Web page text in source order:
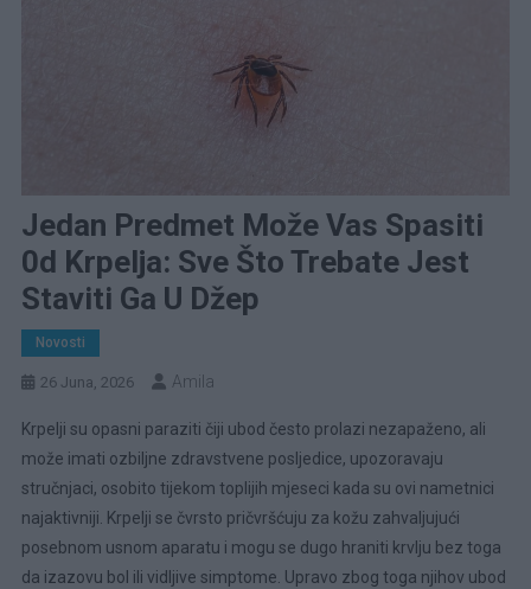
Jedan Predmet Može Vas Spasiti
0d Krpelja: Sve Što Trebate Jest
Staviti Ga U Džep
Novosti
26 Juna, 2026 Amila
Krpelji su opasni paraziti čiji ubod često prolazi nezapaženo, ali
može imati ozbiljne zdravstvene posljedice, upozoravaju
stručnjaci, osobito tijekom toplijih mjeseci kada su ovi nametnici
najaktivniji. Krpelji se čvrsto pričvršćuju za kožu zahvaljujući
posebnom usnom aparatu i mogu se dugo hraniti krvlju bez toga
da izazovu bol ili vidljive simptome. Upravo zbog toga njihov ubod